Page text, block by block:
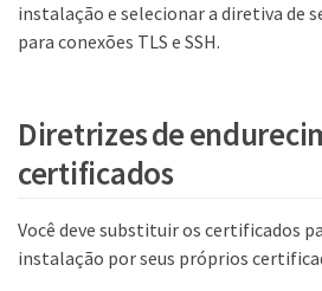
instalação e selecionar a diretiva de
para conexões TLS e SSH.
Diretrizes de
certificados
Você deve substituir os certificados
instalação por seus próprios